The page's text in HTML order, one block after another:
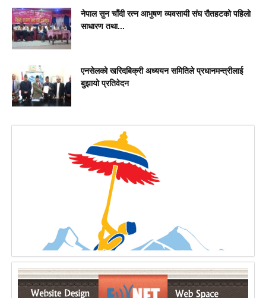
नेपाल सुन चाँदी रत्न आभुषण व्यवसायी संघ रौतहटको पहिलो
साधारण तथा...
एनसेलको खरिदबिक्री अध्ययन समितिले प्रधानमन्त्रीलाई
बुझायो प्रतिवेदन